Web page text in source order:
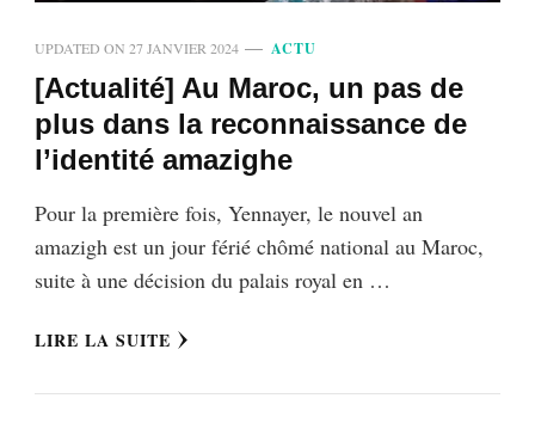
UPDATED ON 27 JANVIER 2024 ACTU
[Actualité] Au Maroc, un pas de
plus dans la reconnaissance de
l’identité amazighe
Pour la première fois, Yennayer, le nouvel an
amazigh est un jour férié chômé national au Maroc,
suite à une décision du palais royal en …
LIRE LA SUITE